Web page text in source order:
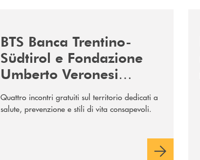
BTS Banca Trentino-
Südtirol e Fondazione
Umberto Veronesi
insieme per promuovere
la cultura della
Quattro incontri gratuiti sul territorio dedicati a
salute, prevenzione e stili di vita consapevoli.